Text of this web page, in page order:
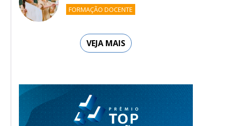
FORMAÇÃO DOCENTE
VEJA MAIS